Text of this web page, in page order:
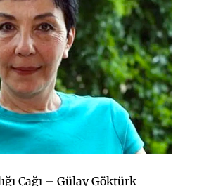
Çağı – Gülay Göktürk